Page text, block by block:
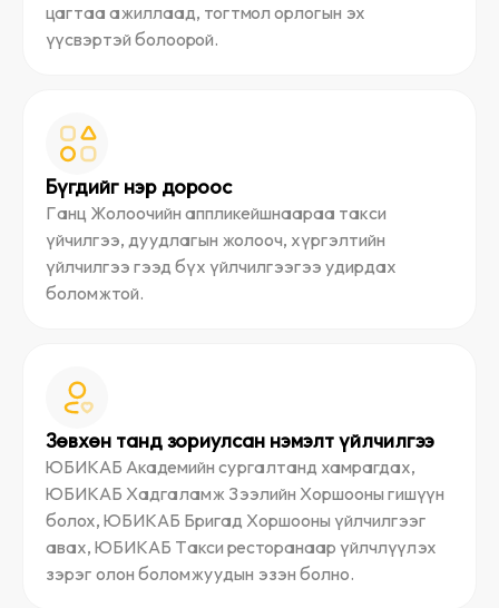
цагтаа ажиллаад, тогтмол орлогын эх
үүсвэртэй болоорой.
Бүгдийг нэр дороос
Ганц Жолоочийн аппликейшнаараа такcи
үйчилгээ, дуудлагын жолооч, хүргэлтийн
үйлчилгээ гээд бүх үйлчилгээгээ удирдах
боломжтой.
Зөвхөн танд зориулсан нэмэлт үйлчилгээ
ЮБИКАБ Академийн сургалтанд хамрагдах,
ЮБИКАБ Хадгаламж Зээлийн Хоршооны гишүүн
болох, ЮБИКАБ Бригад Хоршооны үйлчилгээг
авах, ЮБИКАБ Такси ресторанаар үйлчлүүлэх
зэрэг олон боломжуудын эзэн болно.